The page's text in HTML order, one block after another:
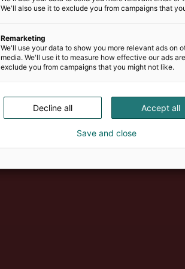
Suomen suurin,
We'll also use it to exclude you from campaigns that
Remarketing
We'll use your data to show you more relevant ads on
media. We'll use it to measure how effective our ads
exclude you from campaigns that you might not like.
Accept all
Decline all
Save and close